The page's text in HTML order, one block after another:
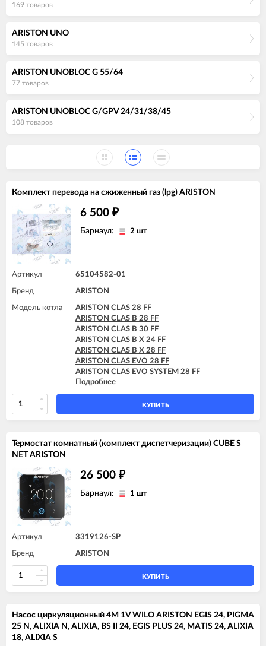
169 товаров
ARISTON UNO
145 товаров
ARISTON UNOBLOC G 55/64
77 товаров
ARISTON UNOBLOC G/GPV 24/31/38/45
108 товаров
Комплект перевода на сжиженный газ (lpg) ARISTON
6 500 ₽
Барнаул: 2 шт
Артикул 65104582-01
Бренд ARISTON
Модель котла
ARISTON CLAS 28 FF
ARISTON CLAS B 28 FF
ARISTON CLAS B 30 FF
ARISTON CLAS B X 24 FF
ARISTON CLAS B X 28 FF
ARISTON CLAS EVO 28 FF
ARISTON CLAS EVO SYSTEM 28 FF
ARISTON CLAS SYSTEM 28 FF
ARISTON GENUS 28 FF
ARISTON GENUS EVO 30 FF
Подробнее
КУПИТЬ
Термостат комнатный (комплект диспетчеризации) CUBE S
NET ARISTON
26 500 ₽
Барнаул: 1 шт
Артикул 3319126-SP
Бренд ARISTON
КУПИТЬ
Насос циркуляционный 4M 1V WILO ARISTON EGIS 24, PIGMA
25 N, ALIXIA N, ALIXIA, BS II 24, EGIS PLUS 24, MATIS 24, ALIXIA
18, ALIXIA S